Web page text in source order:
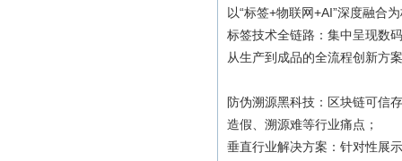
以“标签+物联网+AI”深度融合
标签技术全链路：集中呈现数
从生产到成品的全流程创新方
防伪溯源黑科技：区块链可信
造假、溯源难等行业痛点；
垂直行业解决方案：针对性展